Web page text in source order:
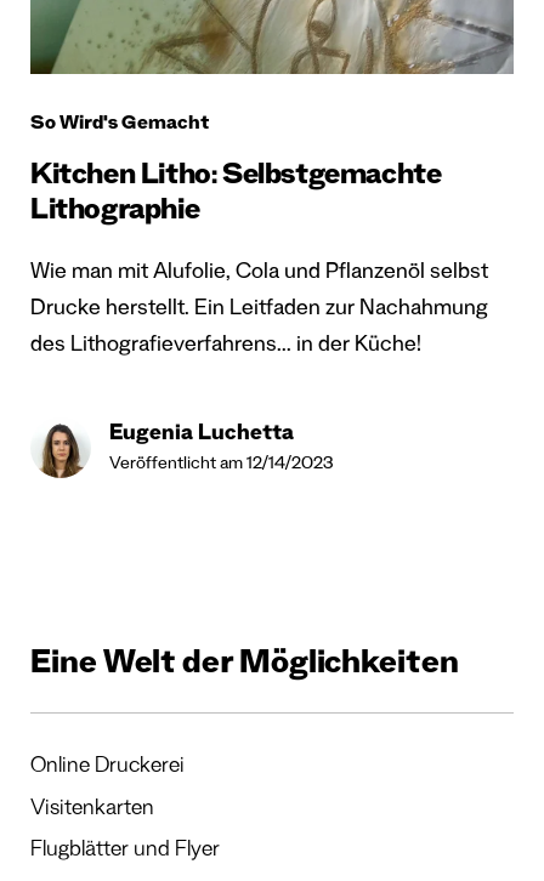
So Wird's Gemacht
Kitchen Litho: Selbstgemachte
Lithographie
Wie man mit Alufolie, Cola und Pflanzenöl selbst
Drucke herstellt. Ein Leitfaden zur Nachahmung
des Lithografieverfahrens... in der Küche!
Eugenia Luchetta
Veröffentlicht am 12/14/2023
Eine Welt der Möglichkeiten
Online Druckerei
Visitenkarten
Flugblätter und Flyer